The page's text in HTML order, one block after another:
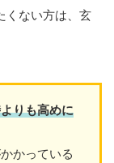
くない方は、玄
りも高めに
かっている